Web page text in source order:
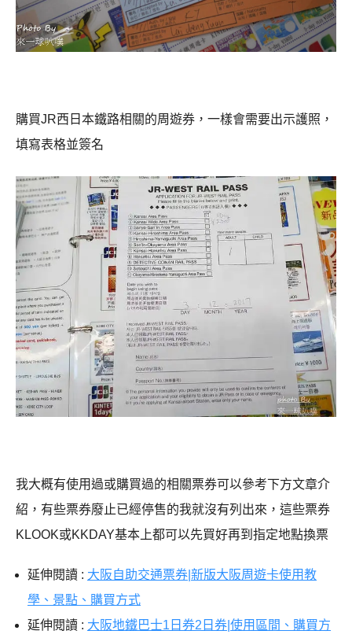
購買JR西日本鐵路相關的周遊券，一樣會需要出示護照，
填寫表格並簽名
我大概有使用過或購買過的相關票券可以參考下方文章介
紹，有些票券廢止已經停售的我就沒有列出來，這些票券
KLOOK或KKDAY基本上都可以先買好再到指定地點換票
延伸閱讀 : 大阪自助交通票券|新版大阪周遊卡使用教
學、景點、購買方式
延伸閱讀 : 大阪地鐵巴士1日券2日券|使用區間、購買方